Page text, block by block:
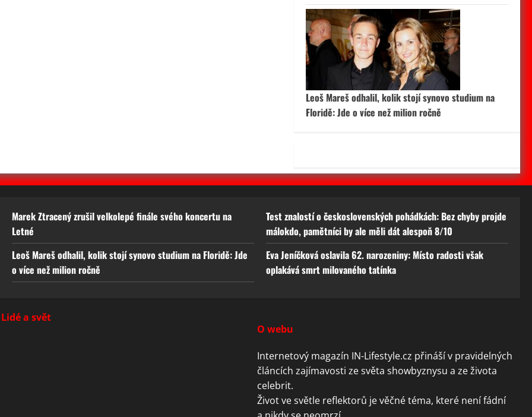
Leoš Mareš odhalil, kolik stojí synovo studium na
Floridě: Jde o více než milion ročně
Marek Ztracený zrušil velkolepé finále svého koncertu na
Letné
Test znalostí o československých pohádkách: Bez chyby projde
málokdo, pamětníci by ale měli dát alespoň 8/10
Leoš Mareš odhalil, kolik stojí synovo studium na Floridě: Jde
o více než milion ročně
Eva Jeníčková oslavila 62. narozeniny: Místo radosti však
oplakává smrt milovaného tatínka
Lidé a svět
O webu
Internetový magazín IN-Lifestyle.cz přináší v pravidelných
článcích zajímavosti ze světa showbyznysu a ze života
celebrit.
Život ve světle reflektorů je věčné téma, které není fádní